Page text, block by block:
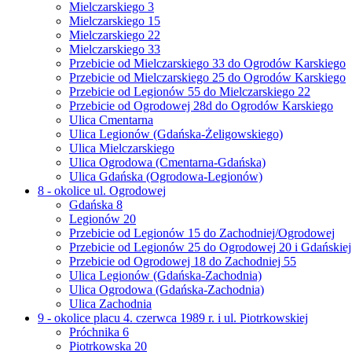
Mielczarskiego 3
Mielczarskiego 15
Mielczarskiego 22
Mielczarskiego 33
Przebicie od Mielczarskiego 33 do Ogrodów Karskiego
Przebicie od Mielczarskiego 25 do Ogrodów Karskiego
Przebicie od Legionów 55 do Mielczarskiego 22
Przebicie od Ogrodowej 28d do Ogrodów Karskiego
Ulica Cmentarna
Ulica Legionów (Gdańska-Żeligowskiego)
Ulica Mielczarskiego
Ulica Ogrodowa (Cmentarna-Gdańska)
Ulica Gdańska (Ogrodowa-Legionów)
8 - okolice ul. Ogrodowej
Gdańska 8
Legionów 20
Przebicie od Legionów 15 do Zachodniej/Ogrodowej
Przebicie od Legionów 25 do Ogrodowej 20 i
Przebicie od Ogrodowej 18 do Zachodniej 55
Ulica Legionów (Gdańska-Zachodnia)
Ulica Ogrodowa (Gdańska-Zachodnia)
Ulica Zachodnia
9 - okolice placu 4. czerwca 1989 r. i ul. Piotrkowskiej
Próchnika 6
Piotrkowska 20